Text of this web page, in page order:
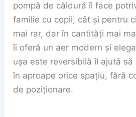
pompă de căldură îl face
familie cu copii, cât și pentru
mai rar, dar în cantități mai
îi oferă un aer modern și
ușa este reversibilă îl ajută
în aproape orice spațiu, fără
de poziționare.